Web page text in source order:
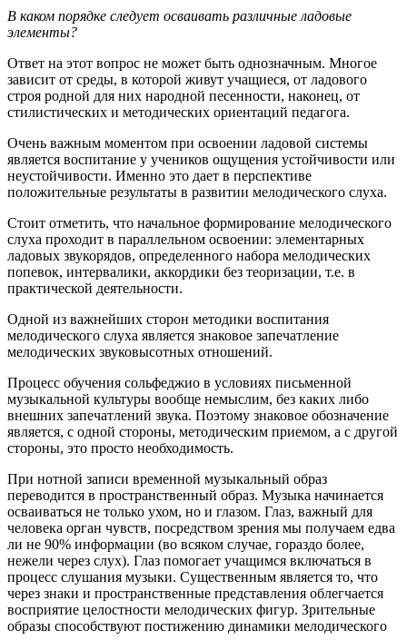
В каком порядке следует осваивать различные ладовые
элементы?
Ответ на этот вопрос не может быть однозначным. Многое
зависит от среды, в которой живут учащиеся, от ладового
строя родной для них народной песенности, наконец, от
стилистических и методических ориентаций педагога.
Очень важным моментом при освоении ладовой системы
является воспитание у учеников ощущения устойчивости или
неустойчивости. Именно это дает в перспективе
положительные результаты в развитии мелодического слуха.
Стоит отметить, что начальное формирование мелодического
слуха проходит в параллельном освоении: элементарных
ладовых звукорядов, определенного набора мелодических
попевок, интервалики, аккордики без теоризации, т.е. в
практической деятельности.
Одной из важнейших сторон методики воспитания
мелодического слуха является знаковое запечатление
мелодических звуковысотных отношений.
Процесс обучения сольфеджио в условиях письменной
музыкальной культуры вообще немыслим, без каких либо
внешних запечатлений звука. Поэтому знаковое обозначение
является, с одной стороны, методическим приемом, а с другой
стороны, это просто необходимость.
При нотной записи временной музыкальный образ
переводится в пространственный образ. Музыка начинается
осваиваться не только ухом, но и глазом. Глаз, важный для
человека орган чувств, посредством зрения мы получаем едва
ли не 90% информации (во всяком случае, гораздо более,
нежели через слух). Глаз помогает учащимся включаться в
процесс слушания музыки. Существенным является то, что
через знаки и пространственные представления облегчается
восприятие целостности мелодических фигур. Зрительные
образы способствуют постижению динамики мелодического